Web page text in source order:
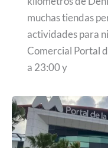
muchas tiendas
actividades para
Comercial Portal
a 23:00 y